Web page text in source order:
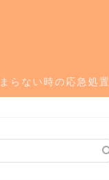
らない時の応急処置